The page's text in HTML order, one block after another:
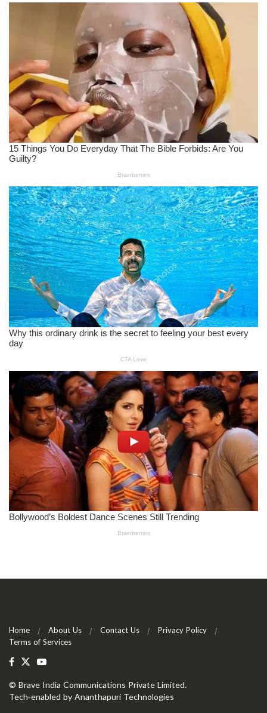
Home About Us Contact Us
Privacy Policy
Terms of Services
© Brave India Communications Private Limited.
Tech-enabled by Ananthapuri Technologies